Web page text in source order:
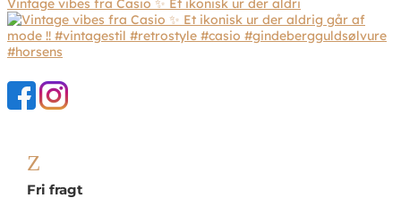
Vintage vibes fra Casio ✨ Et ikonisk ur der aldri
Z
Fri fragt